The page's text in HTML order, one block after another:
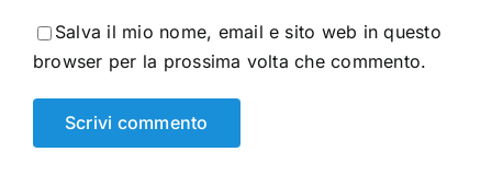
Salva il mio nome, email e sito web in questo
browser per la prossima volta che commento.